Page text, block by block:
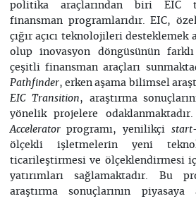
politika araçlarından biri EIC
finansman programlarıdır. EIC,
çığır açıcı teknolojileri desteklemek
olup inovasyon döngüsünün
çeşitli finansman araçları
Pathfinder, erken aşama bilimsel
EIC Transition, araştırma
yönelik projelere
Acceleratorprogramı, yenilikçi
ölçekli işletmelerin yeni
ticarileştirmesi ve ölçeklendirmesi
yatırımları sağlamaktadır. Bu
araştırma sonuçlarının